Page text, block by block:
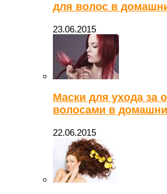
для волос в
23.06.2015
Маски для ухода за
волосами в
22.06.2015